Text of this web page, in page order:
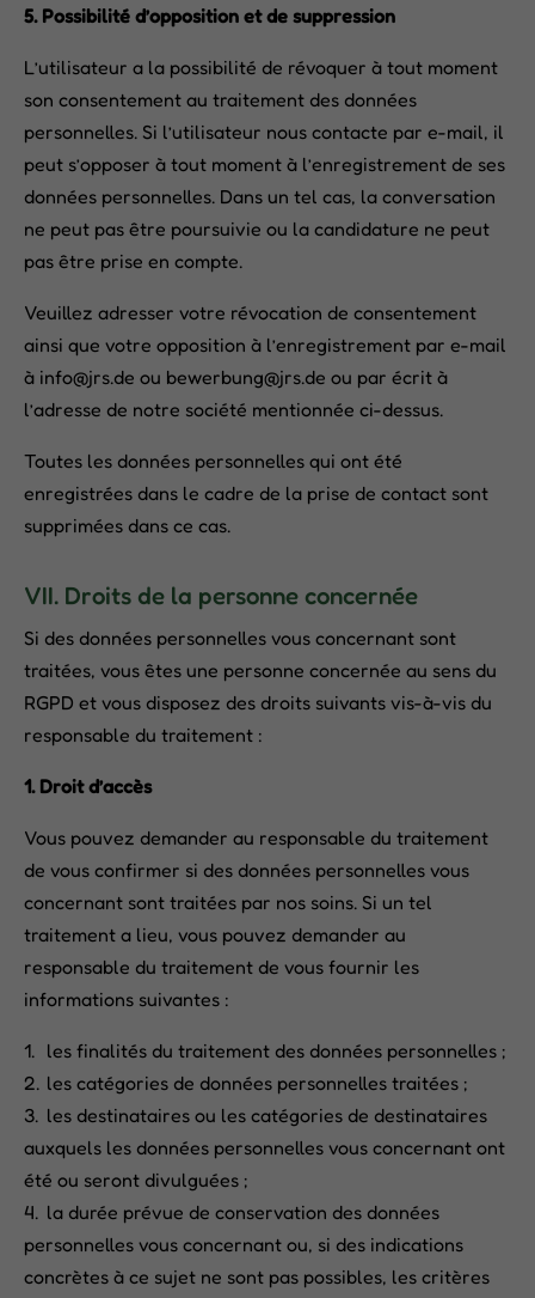
5. Possibilité d’opposition et de suppression
L’utilisateur a la possibilité de révoquer à tout moment
son consentement au traitement des données
personnelles. Si l’utilisateur nous contacte par e-mail, il
peut s’opposer à tout moment à l’enregistrement de ses
données personnelles. Dans un tel cas, la conversation
ne peut pas être poursuivie ou la candidature ne peut
pas être prise en compte.
Veuillez adresser votre révocation de consentement
ainsi que votre opposition à l’enregistrement par e-mail
à info@jrs.de ou bewerbung@jrs.de ou par écrit à
l’adresse de notre société mentionnée ci-dessus.
Toutes les données personnelles qui ont été
enregistrées dans le cadre de la prise de contact sont
supprimées dans ce cas.
VII. Droits de la personne concernée
Si des données personnelles vous concernant sont
traitées, vous êtes une personne concernée au sens du
RGPD et vous disposez des droits suivants vis-à-vis du
responsable du traitement :
1. Droit d’accès
Vous pouvez demander au responsable du traitement
de vous confirmer si des données personnelles vous
concernant sont traitées par nos soins. Si un tel
traitement a lieu, vous pouvez demander au
responsable du traitement de vous fournir les
informations suivantes :
les finalités du traitement des données personnelles ;
les catégories de données personnelles traitées ;
les destinataires ou les catégories de destinataires
auxquels les données personnelles vous concernant ont
été ou seront divulguées ;
la durée prévue de conservation des données
personnelles vous concernant ou, si des indications
concrètes à ce sujet ne sont pas possibles, les critères